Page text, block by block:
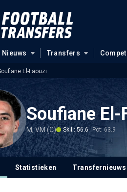
Nieuws Transfers
El-Faouzi
Soufiane El-
M, VM (C) Skill: 56.6 Pot: 63.9
Statistieken Transfernieuws